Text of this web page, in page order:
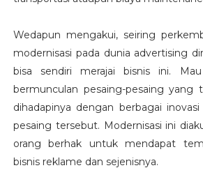
Wedapun mengakui, seiring
modernisasi pada dunia advertising
bisa sendiri merajai bisnis ini.
bermunculan pesaing-pesaing yang
dihadapinya dengan berbagai
pesaing tersebut. Modernisasi ini
orang berhak untuk mendapat
bisnis reklame dan sejenisnya.